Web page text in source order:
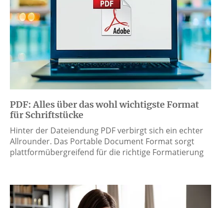
PDF: Alles über das wohl wichtigste Format
für Schriftstücke
Hinter der Dateiendung PDF verbirgt sich ein echter
Allrounder. Das Portable Document Format sorgt
plattformübergreifend für die richtige Formatierung